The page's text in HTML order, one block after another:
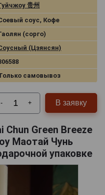
贵州
соус, Кофе
(сорго)
(Цзянсян)
самовывоз
- + В заявку
Green Breeze
Маотай Чунь
упаковке